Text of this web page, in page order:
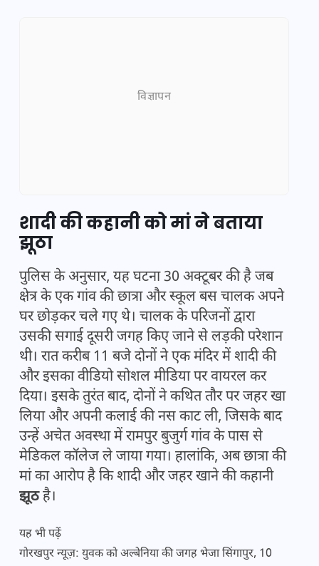
विज्ञापन
शादी की कहानी को मां ने बताया
झूठा
पुलिस के अनुसार, यह घटना 30 अक्टूबर की है जब
क्षेत्र के एक गांव की छात्रा और स्कूल बस चालक अपने
घर छोड़कर चले गए थे। चालक के परिजनों द्वारा
उसकी सगाई दूसरी जगह किए जाने से लड़की परेशान
थी। रात करीब 11 बजे दोनों ने एक मंदिर में शादी की
और इसका वीडियो सोशल मीडिया पर वायरल कर
दिया। इसके तुरंत बाद, दोनों ने कथित तौर पर जहर खा
लिया और अपनी कलाई की नस काट ली, जिसके बाद
उन्हें अचेत अवस्था में रामपुर बुजुर्ग गांव के पास से
मेडिकल कॉलेज ले जाया गया। हालांकि, अब छात्रा की
मां का आरोप है कि शादी और जहर खाने की कहानी
झूठहै।
यह भी पढ़ें
गोरखपुर न्यूज़: युवक को अल्बेनिया की जगह भेजा सिंगापुर, 10